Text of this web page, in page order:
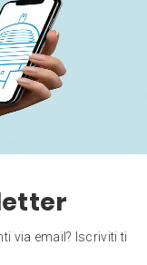
via email? Iscriviti ti